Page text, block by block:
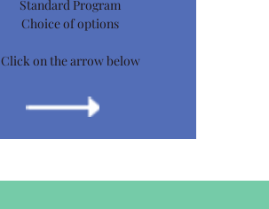
Standard Program
Choice of options
Click on the arrow below